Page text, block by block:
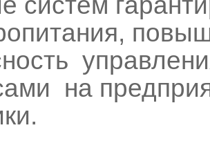
на